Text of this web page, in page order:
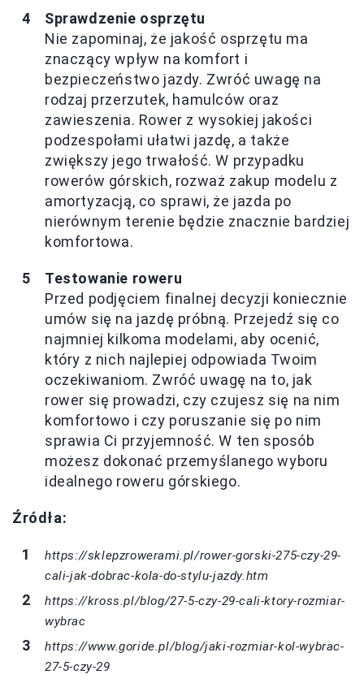
Sprawdzenie osprzętu
Nie zapominaj, że jakość osprzętu ma
znaczący wpływ na komfort i
bezpieczeństwo jazdy. Zwróć uwagę na
rodzaj przerzutek, hamulców oraz
zawieszenia. Rower z wysokiej jakości
podzespołami ułatwi jazdę, a także
zwiększy jego trwałość. W przypadku
rowerów górskich, rozważ zakup modelu z
amortyzacją, co sprawi, że jazda po
nierównym terenie będzie znacznie bardziej
komfortowa.
Testowanie roweru
Przed podjęciem finalnej decyzji koniecznie
umów się na jazdę próbną. Przejedź się co
najmniej kilkoma modelami, aby ocenić,
który z nich najlepiej odpowiada Twoim
oczekiwaniom. Zwróć uwagę na to, jak
rower się prowadzi, czy czujesz się na nim
komfortowo i czy poruszanie się po nim
sprawia Ci przyjemność. W ten sposób
możesz dokonać przemyślanego wyboru
idealnego roweru górskiego.
Źródła:
https://sklepzrowerami.pl/rower-gorski-275-czy-29-
cali-jak-dobrac-kola-do-stylu-jazdy.htm
https://kross.pl/blog/27-5-czy-29-cali-ktory-rozmiar-
wybrac
https://www.goride.pl/blog/jaki-rozmiar-kol-wybrac-
27-5-czy-29